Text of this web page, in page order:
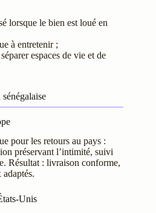
lorsque le bien est loué en
à entretenir ;
espaces de vie et de
pour les retours au pays :
préservant l’intimité, suivi
Résultat : livraison conforme,
Unis